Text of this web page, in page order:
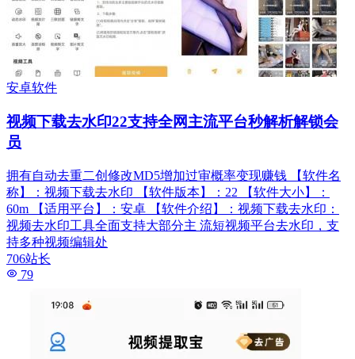
安卓软件
视频下载去水印22支持全网主流平台秒解析解锁会
员
拥有自动去重二创修改MD5增加过审概率变现赚钱 【软件名
称】：视频下载去水印 【软件版本】：22 【软件大小】：
60m 【适用平台】：安卓 【软件介绍】：视频下载去水印：
视频去水印工具全面支持大部分主 流短视频平台去水印，支
持多种视频编辑处
706站长
79